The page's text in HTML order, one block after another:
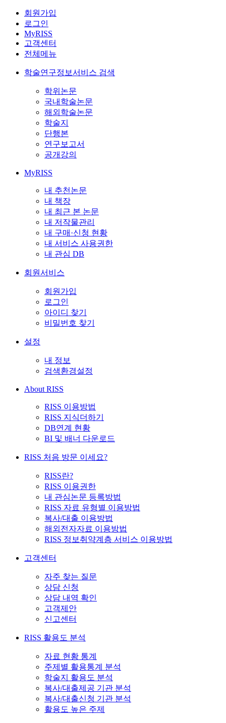
회원가입
로그인
MyRISS
고객센터
전체메뉴
학술연구정보서비스 검색
학위논문
국내학술논문
해외학술논문
학술지
단행본
연구보고서
공개강의
MyRISS
내 추천논문
내 책장
내 최근 본 논문
내 저작물관리
내 구매·신청 현황
내 서비스 사용권한
내 관심 DB
회원서비스
회원가입
로그인
아이디 찾기
비밀번호 찾기
설정
내 정보
검색환경설정
About RISS
RISS 이용방법
RISS 지식더하기
DB연계 현황
BI 및 배너 다운로드
RISS 처음 방문 이세요?
RISS란?
RISS 이용권한
내 관심논문 등록방법
RISS 자료 유형별 이용방법
복사/대출 이용방법
해외전자자료 이용방법
RISS 정보취약계층 서비스 이용방법
고객센터
자주 찾는 질문
상담 신청
상담 내역 확인
고객제안
신고센터
RISS 활용도 분석
자료 현황 통계
주제별 활용통계 분석
학술지 활용도 분석
복사/대출제공 기관 분석
복사/대출신청 기관 분석
활용도 높은 주제